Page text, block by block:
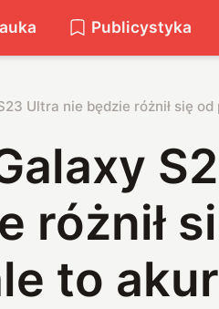
Publicystyka
Ultra nie będzie różnił się od
różnił
to